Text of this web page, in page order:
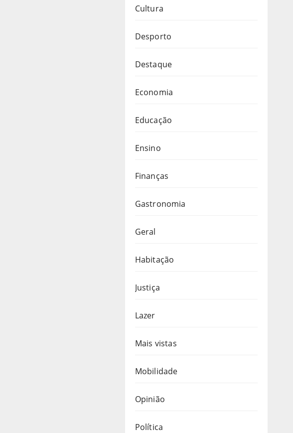
Cultura
Desporto
Destaque
Economia
Educação
Ensino
Finanças
Gastronomia
Geral
Habitação
Justiça
Lazer
Mais vistas
Mobilidade
Opinião
Política